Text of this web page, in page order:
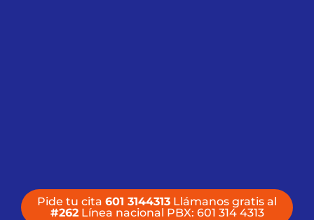
Pide tu cita 601 3144313 Llámanos gratis al
#262Línea nacional PBX: 601 314 4313